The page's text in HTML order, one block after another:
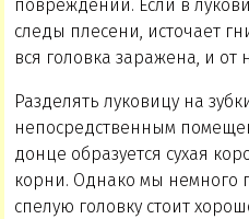
повреждений. Если в
следы плесени, источает
вся головка заражена, и от
Разделять луковицу на
непосредственным
донце образуется сухая
корни. Однако мы немного
спелую головку стоит